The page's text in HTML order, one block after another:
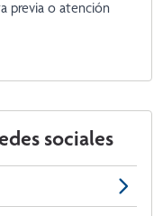
previa o atención
sociales